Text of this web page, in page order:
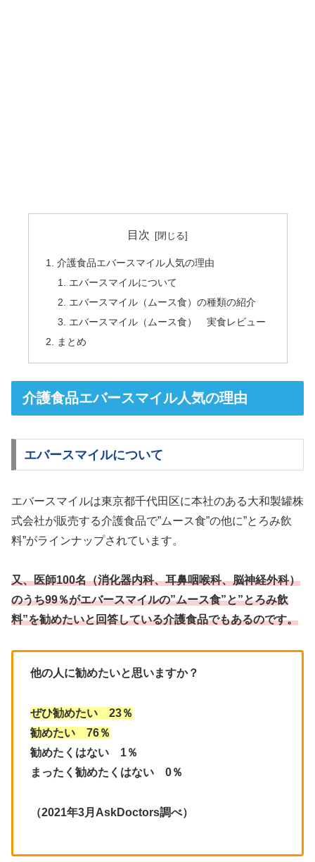
目次
介護食品エバースマイル人気の理由
エバースマイルについて
エバースマイル（ムース食）の種類の紹介
エバースマイル（ムース食） 実食レビュー
まとめ
介護食品エバースマイル人気の理由
エバースマイルについて
エバースマイルは東京都千代田区に本社のある大和製罐株
式会社が販売する介護食品で”ムース食”の他に”とろみ飲
料”がラインナップされています。
又、医師100名（消化器内科、耳鼻咽喉科、脳神経外科）
のうち99％がエバースマイルの”ムース食”と”とろみ飲
料”を勧めたいと回答している介護食品でもあるのです。
他の人に勧めたいと思いますか？
ぜひ勧めたい 23％
勧めたい 76％
勧めたくはない 1％
まったく勧めたくはない 0％
（2021年3月AskDoctors調べ）